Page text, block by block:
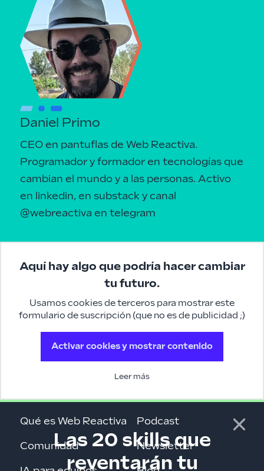
Daniel Primo
CEO en pantuflas de Web Reactiva.
Programador y formador en tecnologías que
cambian el mundo y a las personas. Activo
en linkedin, en substack y canal
@webreactiva en telegram
Aquí hay algo que podría hacer cambiar
tu futuro.
Usamos cookies de terceros para mostrar este
formulario de suscripción (que no es de publicidad ;)
Activar cookies y mostrar contenido
Leer más
Las 20 skills que
reventarán tu
Qué es Web Reactiva
Comunidad
Podcast
Newsletter